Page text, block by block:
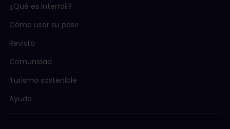
¿Qué es Interrail?
Cómo usar su pase
Revista
Comunidad
Turismo sostenible
Ayuda